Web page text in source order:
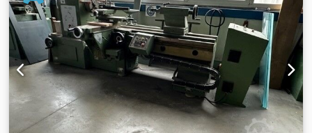
daher haben Sie die volle Garantie. Technische Daten -
Spitzenhöhe 230 mm - Drehdurchmesser 455 mm (mit
optionaler Außendrehvorrichtung 800 mm!) - Spitzenweite
ca. 955 mm bei SONDERMODELL STRATOS FU-230 LV
(zusätzlich erweiterbar mit optionalem Zusatzbett!) -
Spindelanschluss M33 x 3,5 (gehärtet) mit ASR-
(Euro-)Ablaufsicherungsnut* - Spindel und Reitstock Konus
MK2 - Drehzahlen (2 Riemenstufen): 60 – 1.350 U/min und
180 – 3.750 U/min - Pinolenweg 100 mm (mit Skala und